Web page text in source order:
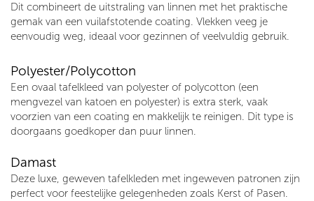
Dit combineert de uitstraling van linnen met het praktische
gemak van een vuilafstotende coating. Vlekken veeg je
eenvoudig weg, ideaal voor gezinnen of veelvuldig gebruik.
Polyester/Polycotton
Een ovaal tafelkleed van polyester of polycotton (een
mengvezel van katoen en polyester) is extra sterk, vaak
voorzien van een coating en makkelijk te reinigen. Dit type is
doorgaans goedkoper dan puur linnen.
Damast
Deze luxe, geweven tafelkleden met ingeweven patronen zijn
perfect voor feestelijke gelegenheden zoals Kerst of Pasen.